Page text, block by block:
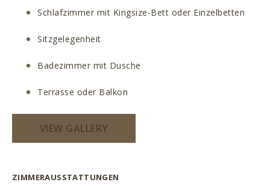
Schlafzimmer mit Kingsize-Bett oder Einzelbetten
Sitzgelegenheit
Badezimmer mit Dusche
Terrasse oder Balkon
VIEW GALLERY
ZIMMERAUSSTATTUNGEN